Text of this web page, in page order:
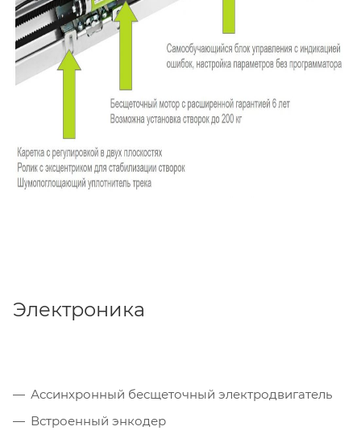
Электроника
Ассинхронный бесщеточный электродвигатель
Встроенный энкодер